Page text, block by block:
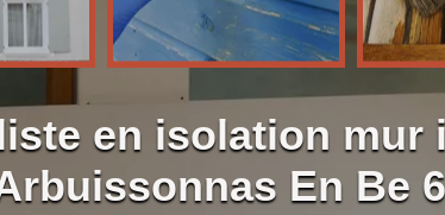
en isolation mur
En Be